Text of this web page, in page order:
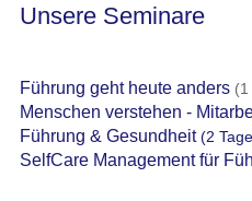
Unsere Seminare
Führung geht heute anders(1
Menschen verstehen -
Führung & Gesundheit(2
SelfCare Management für